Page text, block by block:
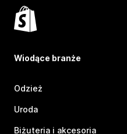
Wiodące branże
Odzież
Uroda
Biżuteria i akcesoria